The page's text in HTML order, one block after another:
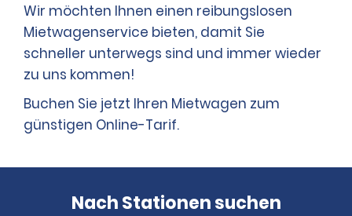
Wir möchten Ihnen einen reibungslosen
Mietwagenservice bieten, damit Sie
schneller unterwegs sind und immer wieder
zu uns kommen!
Buchen Sie jetzt Ihren Mietwagen zum
günstigen Online-Tarif.
Nach Stationen suchen